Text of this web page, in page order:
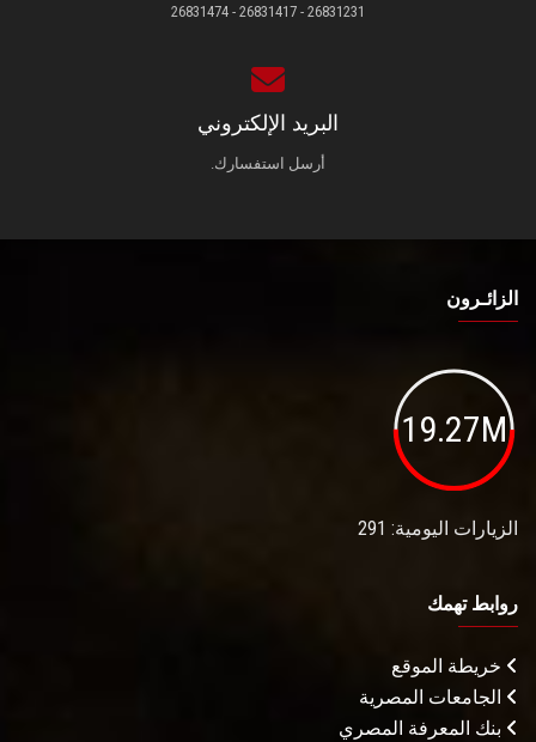
26831231 - 26831417 - 26831474
البريد الإلكتروني
أرسل استفسارك.
الزائـرون
19.27M
الزيارات اليومية: 291
روابط تهمك
خريطة الموقع
الجامعات المصرية
بنك المعرفة المصري